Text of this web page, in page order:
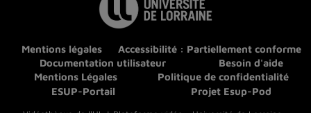
Mentions légales
Accessibilité : Partiellement conforme
Documentation utilisateur
Besoin d'aide
Mentions Légales
Politique de confidentialité
ESUP-Portail
Projet Esup-Pod